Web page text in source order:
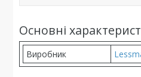
Основні
Виробник